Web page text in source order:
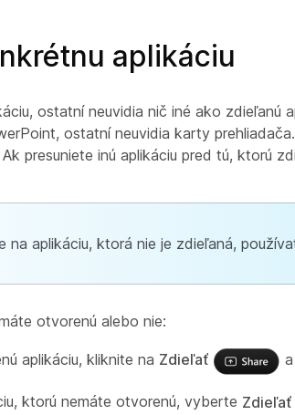
aplikáciu
ostatní neuvidia nič iné ako zdieľanú
ostatní neuvidia karty
presuniete inú aplikáciu pred tú, ktorú
na aplikáciu, ktorá nie je zdieľaná,
otvorenú alebo nie:
aplikáciu, kliknite na Zdieľať
ktorú nemáte otvorenú, vyberte Zdieľať